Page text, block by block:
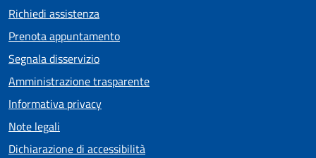
Richiedi assistenza
Prenota appuntamento
Segnala disservizio
Amministrazione trasparente
Informativa privacy
Note legali
Dichiarazione di accessibilità